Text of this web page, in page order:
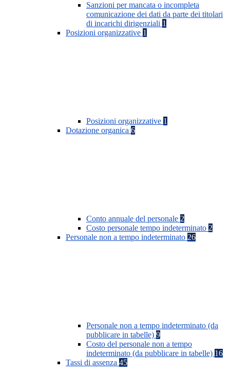
Sanzioni per mancata o incompleta
comunicazione dei dati da parte dei titolari
di incarichi dirigenziali 1
Posizioni organizzative 1
Posizioni organizzative 1
Dotazione organica 6
Conto annuale del personale 2
Costo personale tempo indeterminato 2
Personale non a tempo indeterminato 26
Personale non a tempo indeterminato (da
pubblicare in tabelle) 9
Costo del personale non a tempo
indeterminato (da pubblicare in tabelle) 16
Tassi di assenza 45